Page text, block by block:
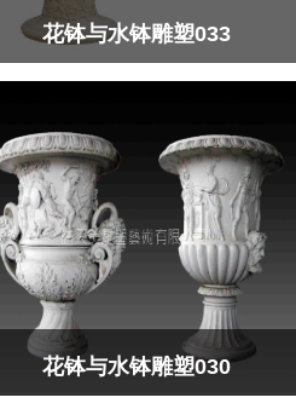
花钵与水钵雕塑033
花钵与水钵雕塑030